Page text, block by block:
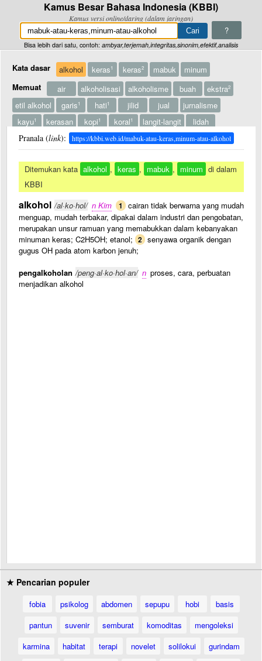
Kamus Besar Bahasa Indonesia (KBBI)
Kamus versi online/daring (dalam jaringan)
?
Bisa lebih dari satu, contoh: ambyar,terjemah,integritas,sinonim,efektif,analisis
Kata dasar alkohol keras1 keras2 mabuk
minum
Memuat
air alkoholisasi alkoholisme buah ekstra2
etil alkohol garis1 hati1 jilid jual
jurnalisme
kayu1 kerasan kopi1 koral1 langit-langit
lidah
Lainnya
musik panas perangkat pugar rasional rasuk
rasul rumah sabun1 sasar3 sikeras, bersikeras sosoh2
sumpah tanam tekan tempat termometer tuak turun
ular1
Pranala (link): https://kbbi.web.id/mabuk-atau-keras,minum-atau-alkohol
Ditemukan kata alkohol , keras , mabuk , minum di dalam
KBBI
alkohol /al·ko·hol/ n Kim 1 cairan tidak berwarna yang mudah
menguap, mudah terbakar, dipakai dalam industri dan pengobatan,
merupakan unsur ramuan yang memabukkan dalam kebanyakan
minuman keras; C2H5OH; etanol; 2 senyawa organik dengan
gugus OH pada atom karbon jenuh;
pengalkoholan /peng·al·ko·hol·an/ n proses, cara, perbuatan
menjadikan alkohol
★ Pencarian populer
fobia psikolog abdomen sepupu hobi
basis
pantun
suvenir semburat komoditas
mengoleksi
karmina
habitat terapi novelet solilokui
gurindam